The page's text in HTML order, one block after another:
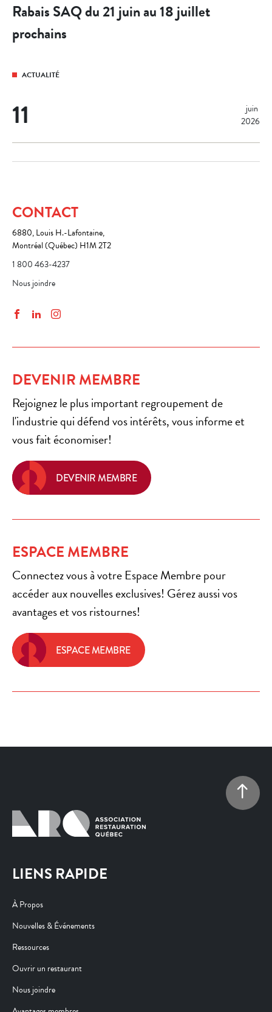
Rabais SAQ du 21 juin au 18 juillet
prochains
ACTUALITÉ
11
juin
2026
CONTACT
6880, Louis H.-Lafontaine,
Montréal (Québec) H1M 2T2
1 800 463-4237
Nous joindre
FacebookLinkedInInstagram
DEVENIR MEMBRE
Rejoignez le plus important regroupement de
l'industrie qui défend vos intérêts, vous informe et
vous fait économiser!
DEVENIR MEMBRE
ESPACE MEMBRE
Connectez vous à votre Espace Membre pour
accéder aux nouvelles exclusives! Gérez aussi vos
avantages et vos ristournes!
ESPACE MEMBRE
LIENS RAPIDE
À Propos
Nouvelles & Événements
Ressources
Ouvrir un restaurant
Nous joindre